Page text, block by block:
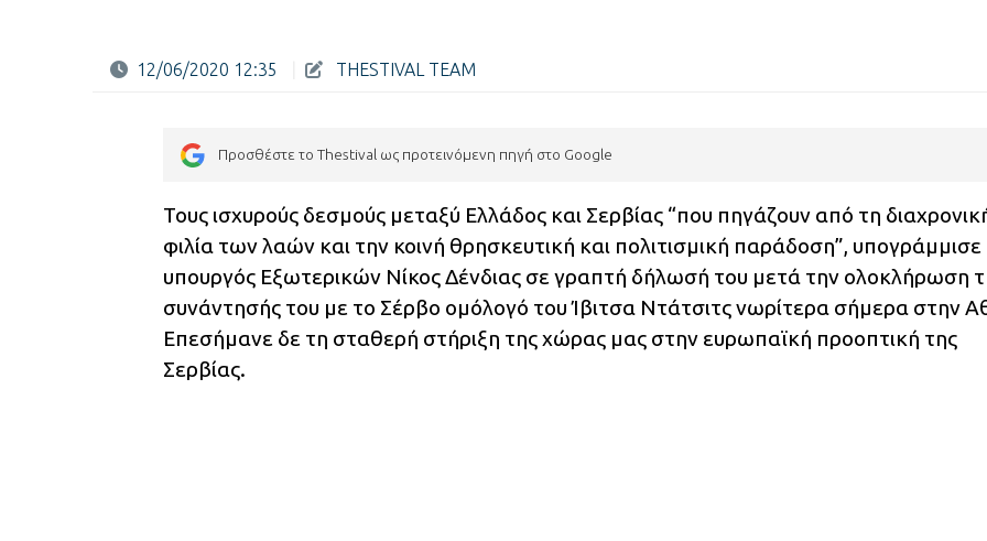
12/06/2020 12:35 THESTIVAL TEAM
Προσθέστε το Thestival ως προτεινόμενη πηγή στο Google
Τους ισχυρούς δεσμούς μεταξύ Ελλάδος και Σερβίας “που πηγάζουν από τη
φιλία των λαών και την κοινή θρησκευτική και πολιτισμική παράδοση”, υπογράμμισε
υπουργός Εξωτερικών Νίκος Δένδιας σε γραπτή δήλωσή του μετά την ολοκλήρωση
συνάντησής του με το Σέρβο ομόλογό του Ίβιτσα Ντάτσιτς νωρίτερα σήμερα στην
Επεσήμανε δε τη σταθερή στήριξη της χώρας μας στην ευρωπαϊκή προοπτική της
Σερβίας.